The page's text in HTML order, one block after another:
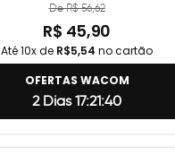
De R$ 56,62
R$ 45,90
Até 10x de R$5,54 no cartão
OFERTAS WACOM
2 Dias 17:21:39